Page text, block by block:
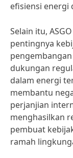
efisiensi energi
Selain itu,
pentingnya
dukungan
dalam energi
membantu
perjanjian
menghasilkan
pembuat
ramah